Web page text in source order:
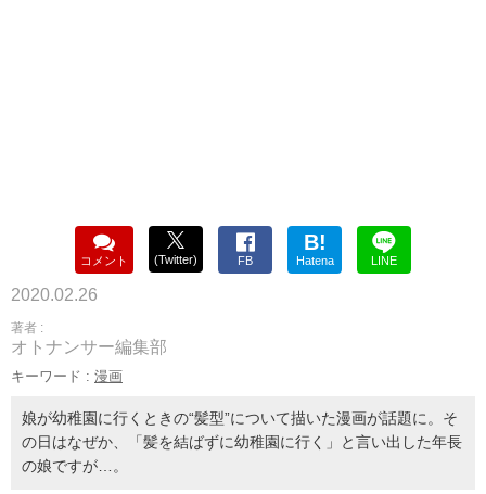
コメント (Twitter) FB
B!
Hatena LINE
2020.02.26
著者 :
オトナンサー編集部
キーワード : 漫画
娘が幼稚園に行くときの“髪型”について描いた漫画が話題に。そ
の日はなぜか、「髪を結ばずに幼稚園に行く」と言い出した年長
の娘ですが…。